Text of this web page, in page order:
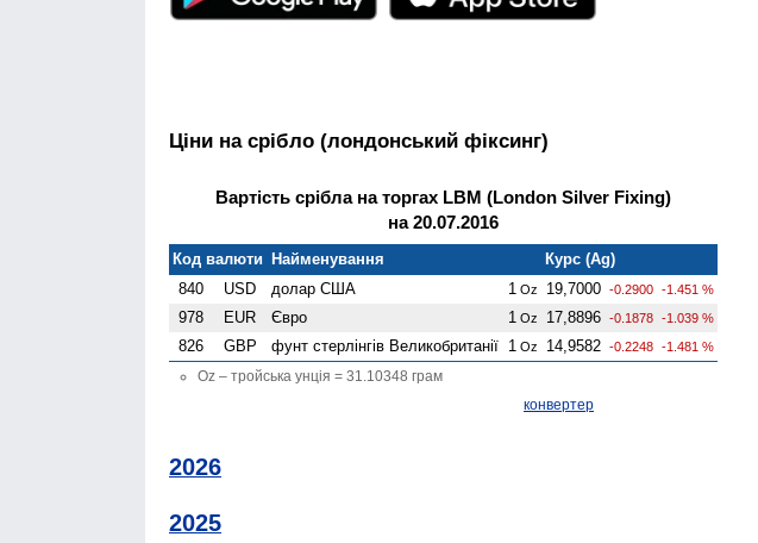
Ціни на срібло (лондонський фіксинг)
Вартість срібла на торгах LBM (London Silver Fixing)
на 20.07.2016
Код валюти Найменування
Курс (Ag)
840
USD долар США 1 Oz 19,7000 -0.2900 -1.451 %
978 EUR Євро 1 Oz 17,8896 -0.1878 -1.039 %
826 GBP фунт стерлінгів Велико­британії 1 Oz 14,9582 -0.2248 -1.481 %
Oz – тройська унція = 31.10348 грам
конвертер
2026
2025